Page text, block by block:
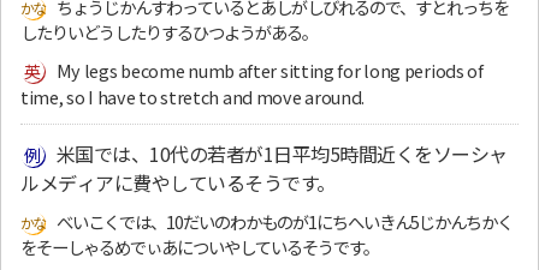
ちょうじかんすわっているとあしがしびれるので、すとれっちを
したりいどうしたりするひつようがある。
My legs become numb after sitting for long periods of
time, so I have to stretch and move around.
米国では、10代の若者が1日平均5時間近くをソーシャ
ルメディアに費やしているそうです。
べいこくでは、10だいのわかものが1にちへいきん5じかんちかく
をそーしゃるめでぃあについやしているそうです。